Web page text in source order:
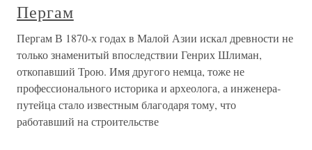
Пергам
Пергам В 1870-х годах в Малой Азии искал древности не
только знаменитый впоследствии Генрих Шлиман,
откопавший Трою. Имя другого немца, тоже не
профессионального историка и археолога, а инженера-
путейца стало известным благодаря тому, что
работавший на строительстве